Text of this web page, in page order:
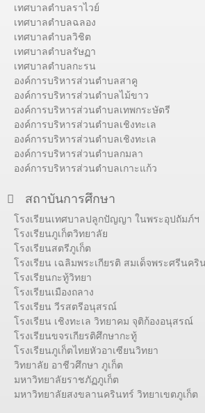
เทศบาลตำบลราไวย์
เทศบาลตำบลฉลอง
เทศบาลตำบลวิชิต
เทศบาลตำบลรัษฏา
เทศบาลตำบลกะรน
องค์การบริหารส่วนตำบลสาคู
องค์การบริหารส่วนตำบลไม้ขาว
องค์การบริหารส่วนตำบลเทพกระษัตรี
องค์การบริหารส่วนตำบลเชิงทะเล
องค์การบริหารส่วนตำบลเชิงทะเล
องค์การบริหารส่วนตำบลกมลา
องค์การบริหารส่วนตำบลเกาะแก้ว
สถาบันการศึกษา
โรงเรียนเทศบาลปลูกปัญญา ในพระอุปถัมภ์ฯ
โรงเรียนภูเก็ตวิทยาลัย
โรงเรียนสตรีภูเก็ต
โรงเรียน เฉลิมพระเกียรติ สมเด็จพระศรีนคริ
โรงเรียนกะทู้วิทยา
โรงเรียนเมืองถลาง
โรงเรียน วีรสตรีอนุสรณ์
โรงเรียน เชิงทะเล วิทยาคม จุติก้องอนุสรณ์
โรงเรียนขจรเกียรติศึกษากะทู้
โรงเรียนภูเก็ตไทยหัวอาเซียนวิทยา
วิทยาลัย อาชีวศึกษา ภูเก็ต
มหาวิทยาลัยราชภัฏภูเก็ต
มหาวิทยาลัยสงขลานครินทร์ วิทยาเขตภูเก็ต